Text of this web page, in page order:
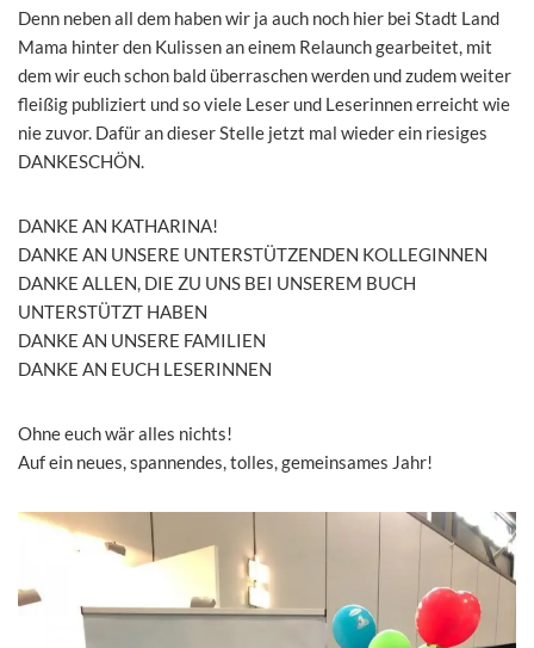
Denn neben all dem haben wir ja auch noch hier bei Stadt Land
Mama hinter den Kulissen an einem Relaunch gearbeitet, mit
dem wir euch schon bald überraschen werden und zudem weiter
fleißig publiziert und so viele Leser und Leserinnen erreicht wie
nie zuvor. Dafür an dieser Stelle jetzt mal wieder ein riesiges
DANKESCHÖN.
DANKE AN KATHARINA!
DANKE AN UNSERE UNTERSTÜTZENDEN KOLLEGINNEN
DANKE ALLEN, DIE ZU UNS BEI UNSEREM BUCH
UNTERSTÜTZT HABEN
DANKE AN UNSERE FAMILIEN
DANKE AN EUCH LESERINNEN
Ohne euch wär alles nichts!
Auf ein neues, spannendes, tolles, gemeinsames Jahr!